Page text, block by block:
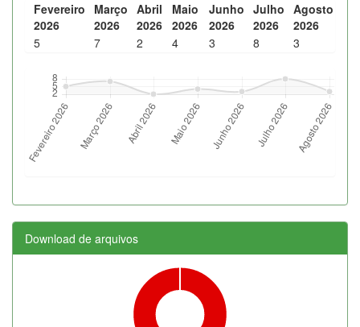
Fevereiro
2026
Março
2026
Abril
2026
Maio
2026
Junho
2026
Julho
2026
Agosto
2026
5
7 2 4 3 8 3
Download de arquivos